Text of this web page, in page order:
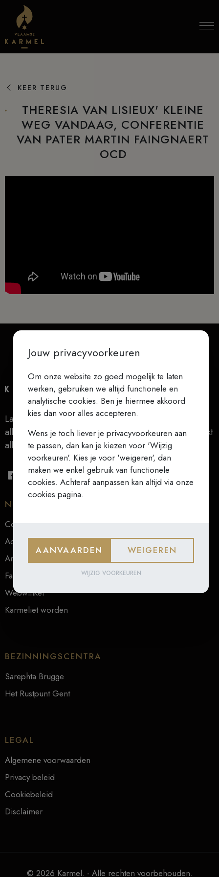
Skip to content
KEER TERUG
THERESIA VAN LISIEUX' KLEINE
WEG VANDAAG, CONFERENTIE
VAN PATER MARTIN FAINGNAERT
OCD
Laat niets je verontrusten, laat niets je beangstigen,
alles gaat voorbij, God verandert nooit, geduld bereikt
alles (Teresa van Ávila)
NUTTIGE LINKS
Contact
Actueel
Archief
Faq
Webwinkel
Karmeliet worden
BEZINNINGSCENTRA
Sarephta Brugge
Het Rustpunt Gent
LEGAL
Algemene voorwaarden
Privacy beleid
Cookiebeleid
Disclaimer
© 2026 Karmel. - Alle rechten voorbehouden.
Jouw privacyvoorkeuren
Om onze website zo goed mogelijk te laten
werken, gebruiken we altijd functionele en
analytische cookies. Ben je hiermee akkoord
kies dan voor alles accepteren.
Wens je toch liever je privacyvoorkeuren aan
te passen, dan kan je kiezen voor 'Wijzig
voorkeuren'. Kies je voor 'weigeren', dan
maken we enkel gebruik van functionele
cookies. Achteraf aanpassen kan altijd via onze
cookies pagina.
AANVAARDEN WEIGEREN
WIJZIG VOORKEUREN